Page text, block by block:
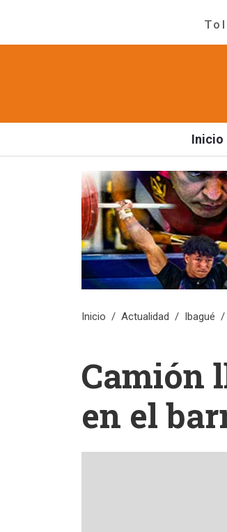
Inicio
Inicio Actualidad Ibagué
Camión
en el